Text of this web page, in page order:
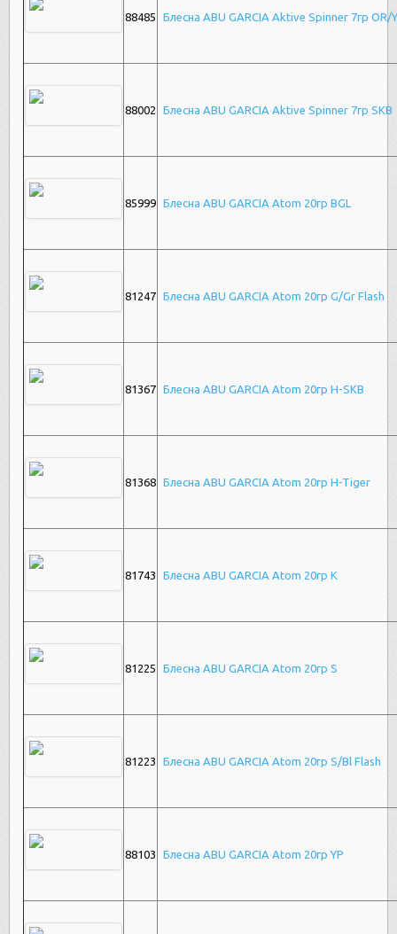
88485 Блесна ABU GARCIA Aktive Spinner 7гр OR/
88002 Блесна ABU GARCIA Aktive Spinner 7гр SKB
85999 Блесна ABU GARCIA Atom 20гр BGL
81247 Блесна ABU GARCIA Atom 20гр G/Gr Flash
81367 Блесна ABU GARCIA Atom 20гр H-SKB
81368 Блесна ABU GARCIA Atom 20гр H-Tiger
81743 Блесна ABU GARCIA Atom 20гр K
81225 Блесна ABU GARCIA Atom 20гр S
81223 Блесна ABU GARCIA Atom 20гр S/Bl Flash
88103 Блесна ABU GARCIA Atom 20гр YP